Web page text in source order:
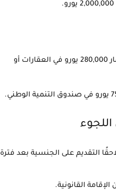
.
يورو
في العقارات أو
في صندوق التنمية الوطني.
التقديم على الجنسية بعد فترة
الإقامة القانونية.